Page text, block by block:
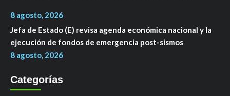
8 agosto, 2026
Jefa de Estado (E) revisa agenda económica nacional y la
ejecución de fondos de emergencia post-sismos
8 agosto, 2026
Categorías